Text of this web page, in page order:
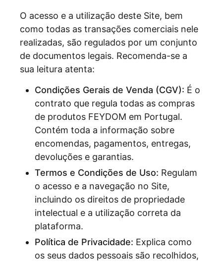
O acesso e a utilização deste Site, bem
como todas as transações comerciais nele
realizadas, são regulados por um conjunto
de documentos legais. Recomenda-se a
sua leitura atenta:
Condições Gerais de Venda (CGV): É o
contrato que regula todas as compras
de produtos FEYDOM em Portugal.
Contém toda a informação sobre
encomendas, pagamentos, entregas,
devoluções e garantias.
Termos e Condições de Uso: Regulam
o acesso e a navegação no Site,
incluindo os direitos de propriedade
intelectual e a utilização correta da
plataforma.
Política de Privacidade: Explica como
os seus dados pessoais são recolhidos,